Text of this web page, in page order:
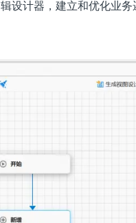
设计器，建立和优化业